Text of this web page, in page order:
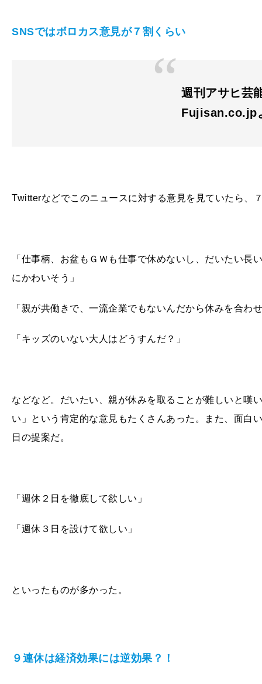
SNSではボロカス意見が７割くらい
週刊アサヒ芸
Fujisan.co.jp
Twitterなどでこのニュースに対する意見を見ていたら、
「仕事柄、お盆もＧＷも仕事で休めないし、だいたい
にかわいそう」
「親が共働きで、一流企業でもないんだから休みを合
「キッズのいない大人はどうすんだ？」
などなど。だいたい、親が休みを取ることが難しいと嘆
い」という肯定的な意見もたくさんあった。また、面白
日の提案だ。
「週休２日を徹底して欲しい」
「週休３日を設けて欲しい」
といったものが多かった。
９連休は経済効果には逆効果？！